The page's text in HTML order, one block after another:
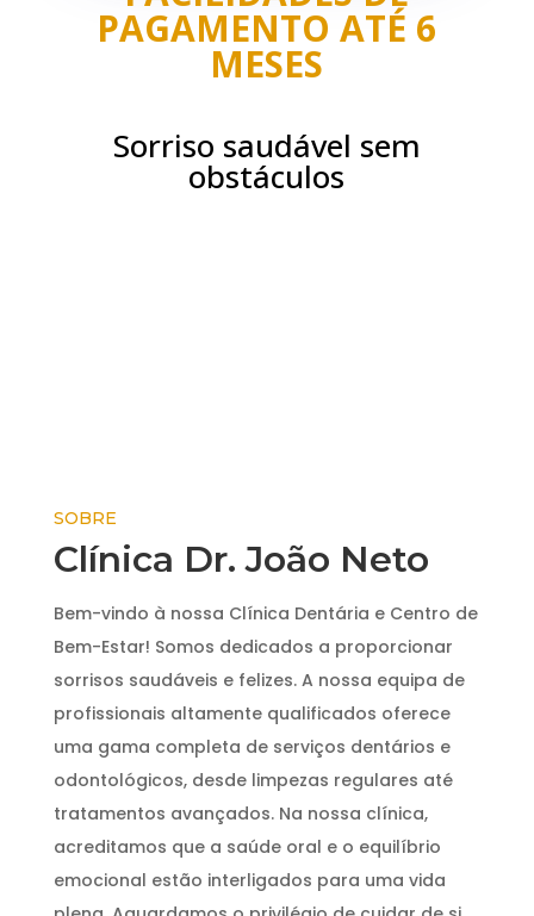
PAGAMENTO ATÉ 6
MESES
Sorriso saudável sem
obstáculos
SOBRE
Clínica Dr. João Neto
Bem-vindo à nossa Clínica Dentária e Centro de
Bem-Estar! Somos dedicados a proporcionar
sorrisos saudáveis e felizes. A nossa equipa de
profissionais altamente qualificados oferece
uma gama completa de serviços dentários e
odontológicos, desde limpezas regulares até
tratamentos avançados. Na nossa clínica,
acreditamos que a saúde oral e o equilíbrio
emocional estão interligados para uma vida